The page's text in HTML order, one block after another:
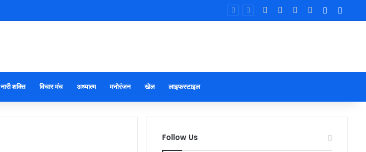
Facebook YouTubeInstagram
Log In
नारी शक्ति विचार मंच अध्यात्म मनोरंजन खेल लाइफस्टाइल
Follow Us